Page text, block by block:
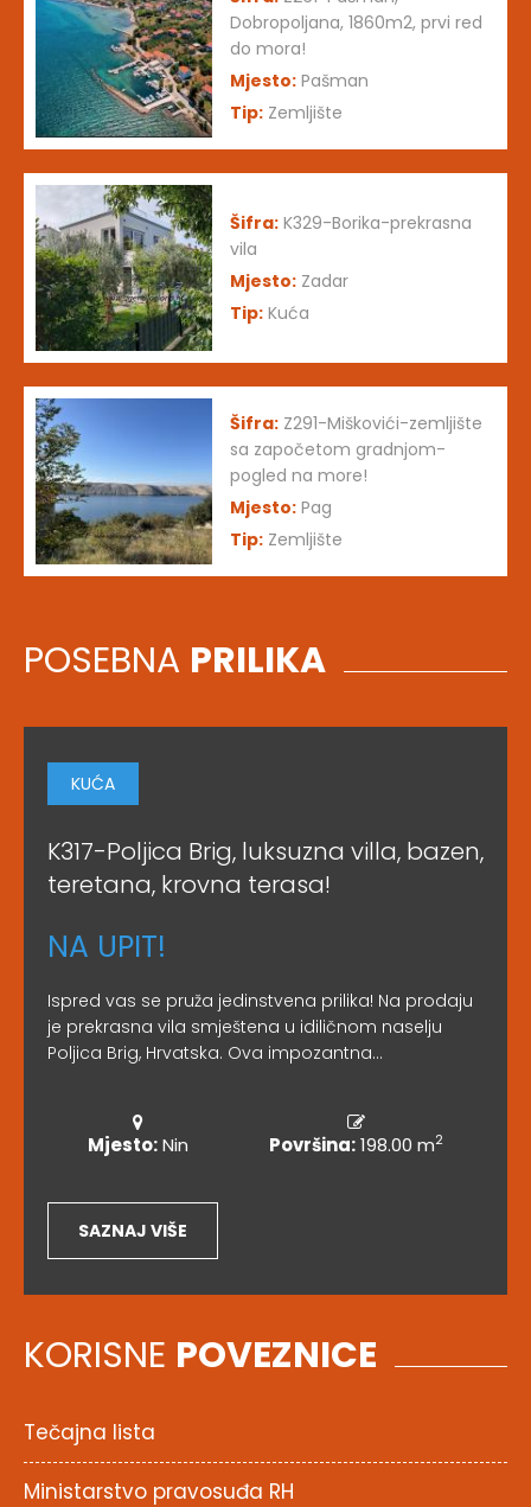
Dobropoljana, 1860m2, prvi red
do mora!
Mjesto: Pašman
Tip: Zemljište
Šifra: K329-Borika-prekrasna
vila
Mjesto: Zadar
Tip: Kuća
Šifra: Z291-Miškovići-zemljište
sa započetom gradnjom-
pogled na more!
Mjesto: Pag
Tip: Zemljište
POSEBNA PRILIKA
KUĆA
K317-Poljica Brig, luksuzna villa, bazen,
teretana, krovna terasa!
NA UPIT!
Ispred vas se pruža jedinstvena prilika! Na prodaju
je prekrasna vila smještena u idiličnom naselju
Poljica Brig, Hrvatska. Ova impozantna...
Mjesto:Nin Površina:198.00 m2
SAZNAJ VIŠE
KORISNE POVEZNICE
Tečajna lista
Ministarstvo pravosuđa RH